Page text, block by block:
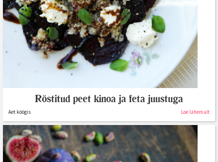
Röstitud peet kinoa ja feta juustuga
Aet köögis Loe lähemalt